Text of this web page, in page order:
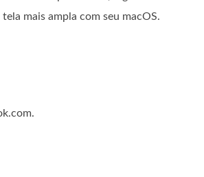
mais ampla com seu macOS.